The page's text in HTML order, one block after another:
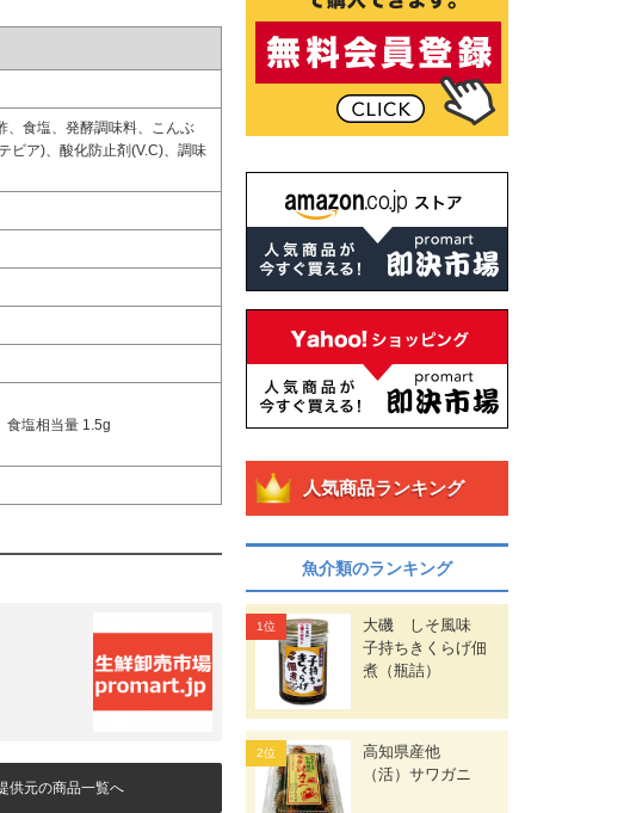
、食塩、発酵調味料、こんぶ
ビア)、酸化防止剤(V.C)、調味
食塩相当量 1.5g
供元の商品一覧へ
人気商品ランキング
魚介類のランキング
大磯 しそ風味
子持ちきくらげ佃
煮（瓶詰）
高知県産他
（活）サワガニ